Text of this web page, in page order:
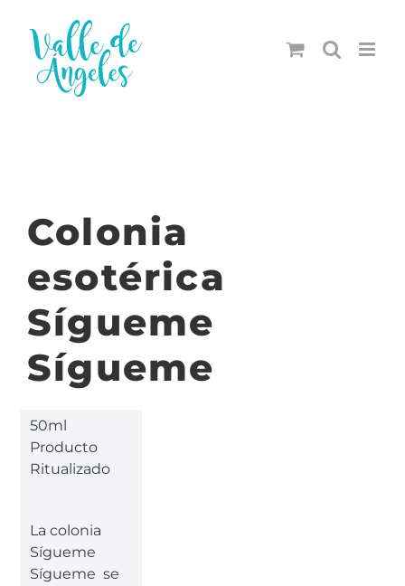
contenido
Colonia
esotérica
Sígueme
Sígueme
50ml
Producto
Ritualizado
La colonia
Sígueme
Sígueme se